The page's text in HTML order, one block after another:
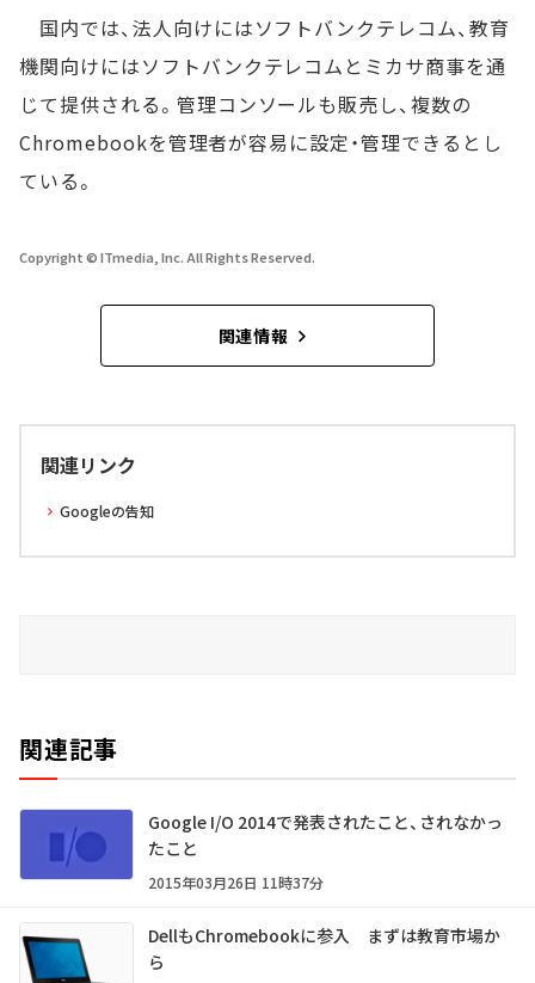
国内では、法人向けにはソフトバンクテレコム、教育
機関向けにはソフトバンクテレコムとミカサ商事を通
じて提供される。管理コンソールも販売し、複数の
Chromebookを管理者が容易に設定・管理できるとし
ている。
Copyright © ITmedia, Inc. All Rights Reserved.
関連情報
関連リンク
Googleの告知
関連記事
Google I/O 2014で発表されたこと、されなかっ
たこと
2015年03月26日 11時37分
DellもChromebookに参入 まずは教育市場か
ら